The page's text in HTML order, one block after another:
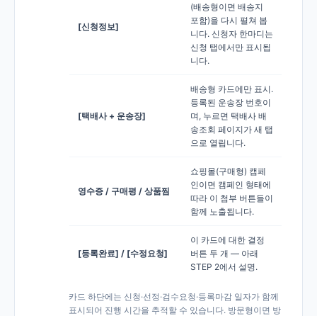
[신청정보]
(배송형이면 배송지
포함)을 다시 펼쳐 봅
니다. 신청자 한마디는
신청 탭에서만 표시됩
니다.
[택배사 + 운송장]
배송형 카드에만 표시.
등록된 운송장 번호이
며, 누르면 택배사 배
송조회 페이지가 새 탭
으로 열립니다.
영수증 / 구매평 / 상품찜
쇼핑몰(구매형) 캠페
인이면 캠페인 형태에
따라 이 첨부 버튼들이
함께 노출됩니다.
[등록완료] / [수정요청]
이 카드에 대한 결정
버튼 두 개 — 아래
STEP 2에서 설명.
카드 하단에는 신청·선정·검수요청·등록마감 일자가 함께
표시되어 진행 시간을 추적할 수 있습니다. 방문형이면 방